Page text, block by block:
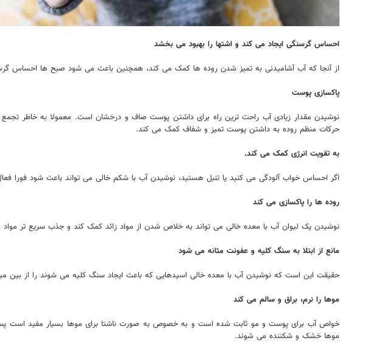
احساس گرسنگی ایجاد می کند و اشتها را بهبود می بخشد
از آنجا که آب آشامیدنی به تمیز شدن روده ها کمک می کند، همچنین باعث می شود صبح ها احساس
پاکسازی پوست
نوشیدن مقدار زیادی آب راحت ترین راه برای داشتن پوست صاف و درخشان است. معمولا به خاطر
حرکات منظم روده به داشتن پوست تمیز و شفاف کمک می کند.
به تقویت انرژی کمک می کند.
اگر احساس خواب آلودگی می کنید یا تنبل هستید، نوشیدن آب با شکم خالی می تواند باعث شود فورا
روده ها را پاکسازی می کند
نوشیدن یک لیوان آب با معده خالی می تواند به خلاص شدن از مواد زائد کمک کند و جذب سریع تر
مانع از ابتلا به سنگ کلیه و عفونت مثانه می شود
حقیقت این است که نوشیدن آب با معده خالی اسیدهایی که باعث ایجاد سنگ کلیه می شوند را از بین
موها را نرم، براق و سالم می کند
موها خشک و شکننده می شوند.